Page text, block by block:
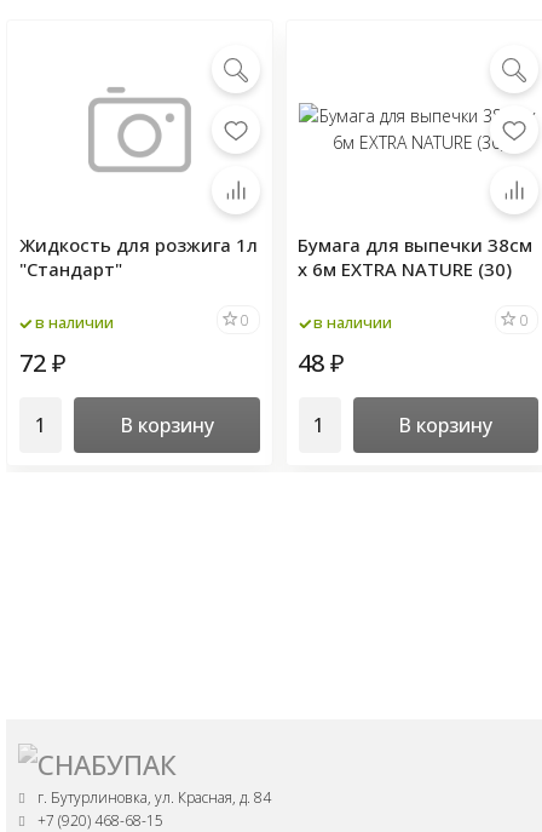
Жидкость для розжига 1л
"Стандарт"
в наличии 0
72 ₽
В корзину
Бумага для выпечки 38см
х 6м EXTRA NATURE (30)
в наличии 0
48₽
В корзину
г. Бутурлиновка, ул. Красная, д. 84
+7 (920) 468-68-15